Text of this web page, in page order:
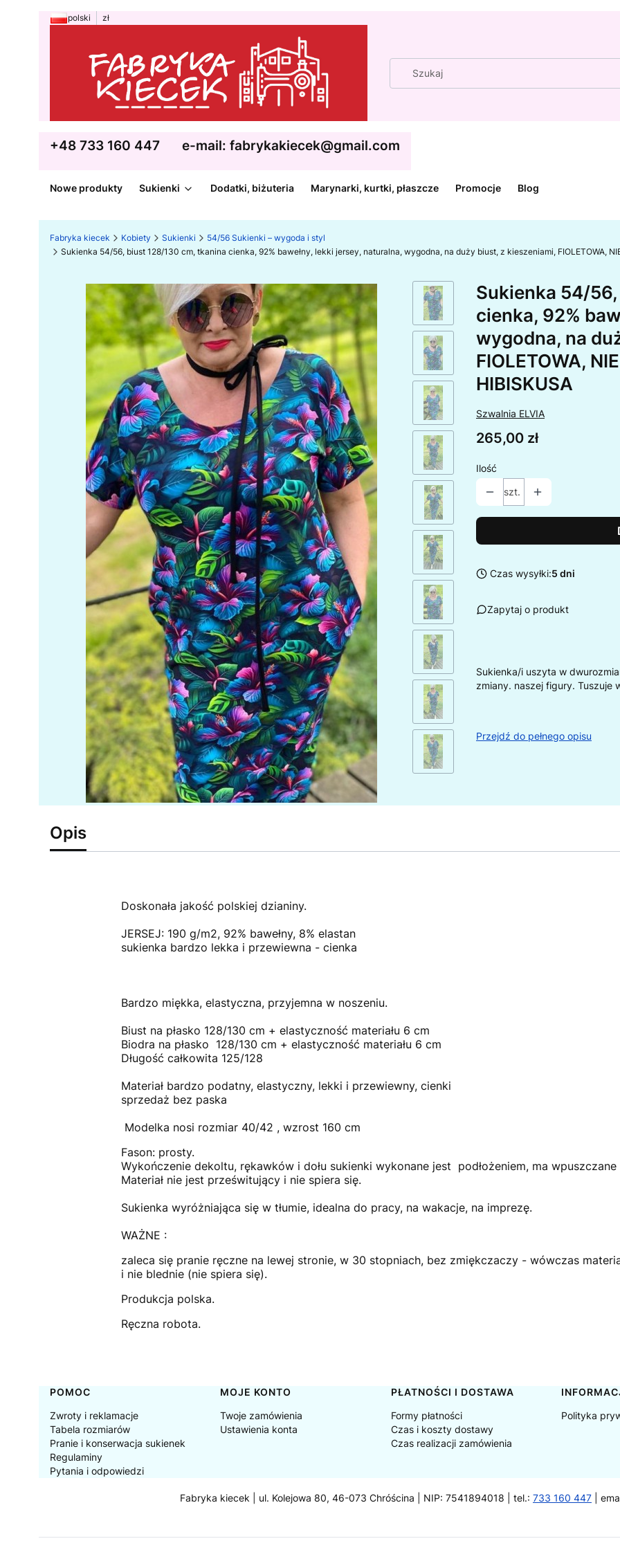
polski zł
+48 733 160 447 e-mail: fabrykakiecek@gmail.com
Nowe produkty Sukienki Dodatki, biżuteria Marynarki, kurtki, płaszcze Promocje Blog
Fabryka kiecek Kobiety Sukienki
54/56 Sukienki – wygoda i styl
Sukienka 54/56, biust 128/130 cm, tkanina cienka, 92% bawełny, lekki jersey, naturalna, wygodna, na duży biust, z kieszeniami, FIOLETOWA,
Sukienka 54/
cienka, 92%
wygodna, na
FIOLETOWA,
HIBISKUSA
Szwalnia ELVIA
Cena
265,00 zł
Ilość
szt.
Czas wysyłki:5 dni
Zapytaj o produkt
Sukienka/i uszyta w
zmiany. naszej figury. Tuszuje
Przejdź do pełnego opisu
Opis
Doskonała jakość polskiej dzianiny.
JERSEJ: 190 g/m2, 92% bawełny, 8% elastan
sukienka bardzo lekka i przewiewna - cienka
Bardzo miękka, elastyczna, przyjemna w noszeniu.
Biust na płasko 128/130 cm + elastyczność materiału 6 cm
Biodra na płasko 128/130 cm + elastyczność materiału 6 cm
Długość całkowita 125/128
Materiał bardzo podatny, elastyczny, lekki i przewiewny, cienki
sprzedaż bez paska
Modelka nosi rozmiar 40/42 , wzrost 160 cm
Fason: prosty.
Wykończenie dekoltu, rękawków i dołu sukienki wykonane jest podłożeniem, ma wpuszczane
Materiał nie jest prześwitujący i nie spiera się.
Sukienka wyróżniająca się w tłumie, idealna do pracy, na wakacje, na imprezę.
WAŻNE :
zaleca się pranie ręczne na lewej stronie, w 30 stopniach, bez zmiękczaczy - wówczas
i nie blednie (nie spiera się).
Produkcja polska.
Ręczna robota.
Linki w stopce
POMOC
Zwroty i reklamacje
Tabela rozmiarów
Pranie i konserwacja sukienek
Regulaminy
Pytania i odpowiedzi
MOJE KONTO
Twoje zamówienia
Ustawienia konta
PŁATNOŚCI I DOSTAWA
Formy płatności
Czas i koszty dostawy
Czas realizacji zamówienia
Polityka
Fabryka kiecek | ul. Kolejowa 80, 46-073 Chróścina | NIP: 7541894018 | tel.: 733 160 447 |